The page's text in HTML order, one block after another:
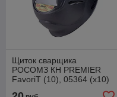
Щиток сварщика
РОСОМЗ КН PREMIER
FavoriT (10), 05364 (х10)